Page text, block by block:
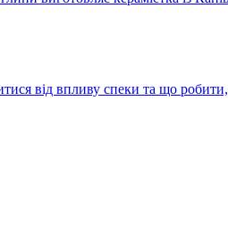
від впливу спеки та що